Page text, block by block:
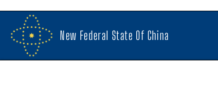
New Federal State Of China